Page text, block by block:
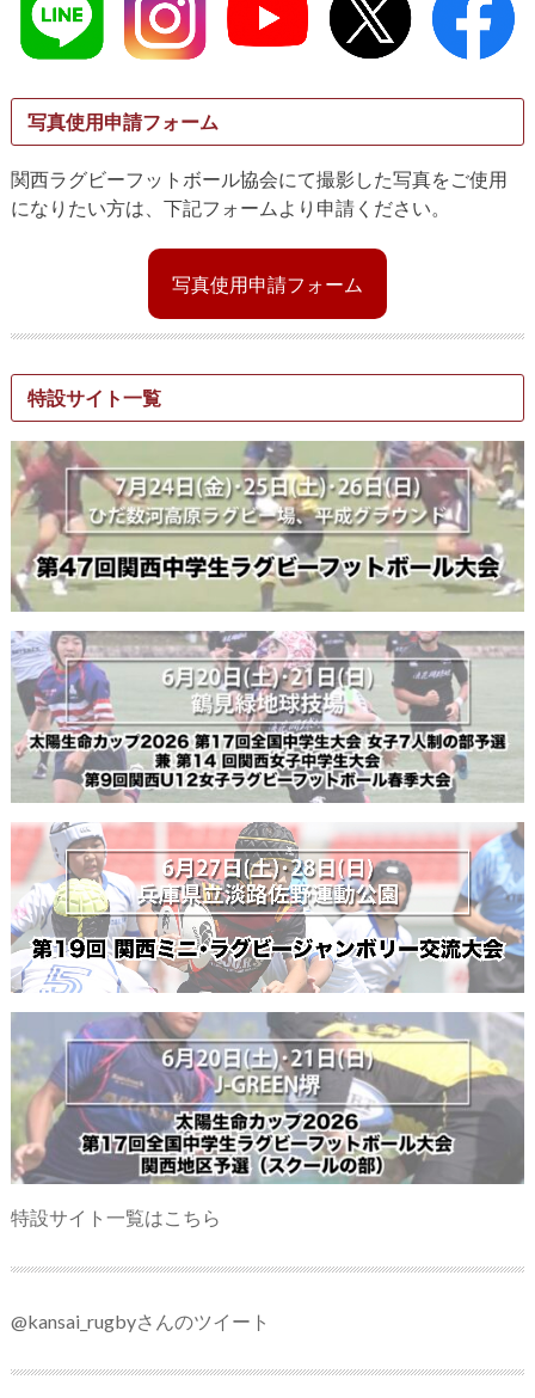
写真使用申請フォーム
関西ラグビーフットボール協会にて撮影した写真をご使用
になりたい方は、下記フォームより申請ください。
写真使用申請フォーム
特設サイト一覧
特設サイト一覧はこちら
@kansai_rugbyさんのツイート